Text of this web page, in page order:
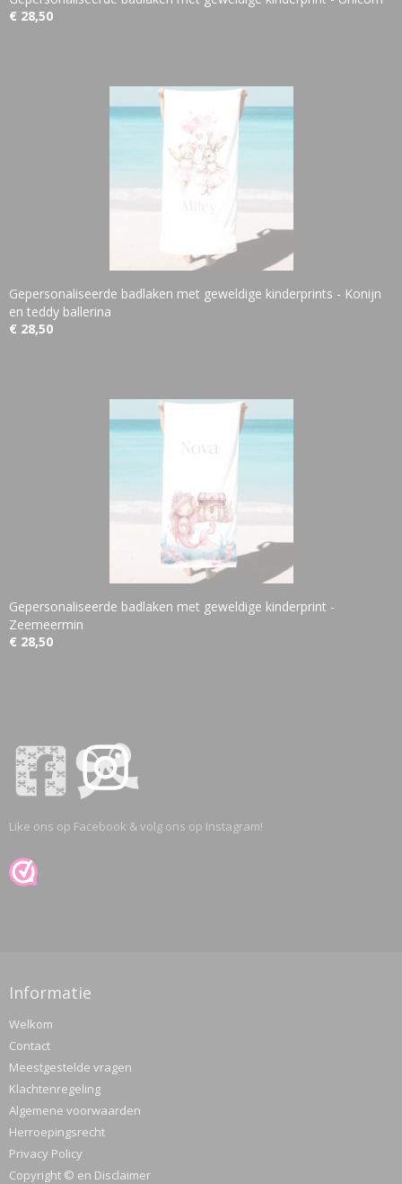
€ 28,50
Gepersonaliseerde badlaken met geweldige kinderprints - Konijn
en teddy ballerina
€ 28,50
Gepersonaliseerde badlaken met geweldige kinderprint -
Zeemeermin
€ 28,50
Like ons op Facebook & volg ons op Instagram!
Informatie
Welkom
Contact
Meestgestelde vragen
Klachtenregeling
Algemene voorwaarden
Herroepingsrecht
Privacy Policy
Copyright © en Disclaimer